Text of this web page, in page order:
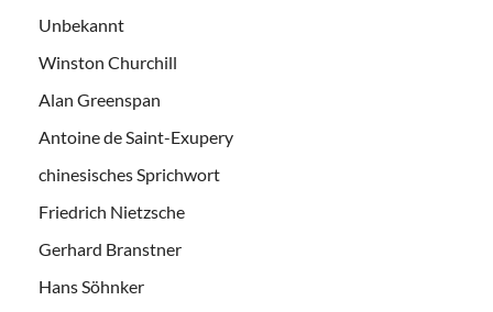
Unbekannt
Winston Churchill
Alan Greenspan
Antoine de Saint-Exupery
chinesisches Sprichwort
Friedrich Nietzsche
Gerhard Branstner
Hans Söhnker